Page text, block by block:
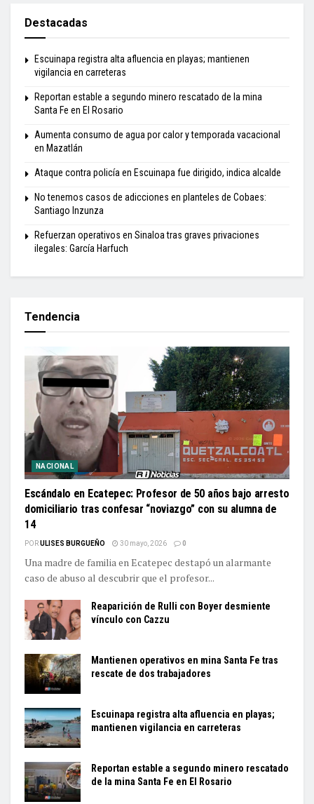
Destacadas
Escuinapa registra alta afluencia en playas; mantienen
vigilancia en carreteras
Reportan estable a segundo minero rescatado de la mina
Santa Fe en El Rosario
Aumenta consumo de agua por calor y temporada vacacional
en Mazatlán
Ataque contra policía en Escuinapa fue dirigido, indica alcalde
No tenemos casos de adicciones en planteles de Cobaes:
Santiago Inzunza
Refuerzan operativos en Sinaloa tras graves privaciones
ilegales: García Harfuch
Tendencia
NACIONAL
Escándalo en Ecatepec: Profesor de 50 años bajo arresto
domiciliario tras confesar “noviazgo” con su alumna de
14
PORULISES BURGUEÑO 30 mayo, 2026 0
Una madre de familia en Ecatepec destapó un alarmante
caso de abuso al descubrir que el profesor...
Reaparición de Rulli con Boyer desmiente
vínculo con Cazzu
Mantienen operativos en mina Santa Fe tras
rescate de dos trabajadores
Escuinapa registra alta afluencia en playas;
mantienen vigilancia en carreteras
Reportan estable a segundo minero rescatado
de la mina Santa Fe en El Rosario